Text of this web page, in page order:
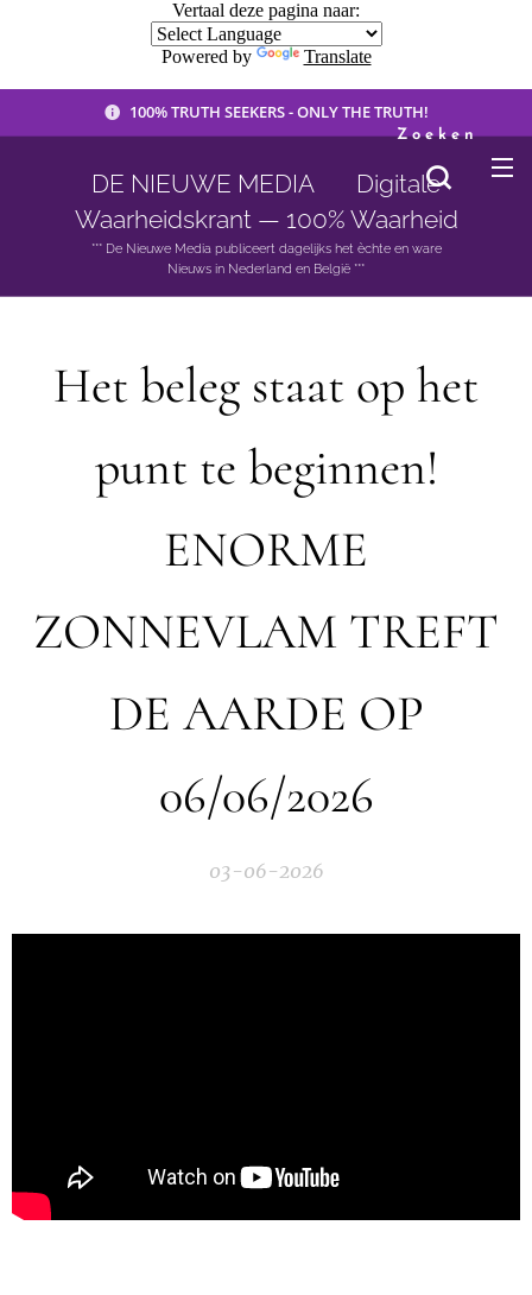
Vertaal deze pagina naar:
Powered by Translate
100% TRUTH SEEKERS - ONLY THE TRUTH!
DE NIEUWE MEDIA 🟣 Digitale
Waarheidskrant — 100% Waarheid
*** De Nieuwe Media publiceert dagelijks het èchte en ware
Nieuws in Nederland en België ***
Zoeken
Het beleg staat op het
punt te beginnen!
ENORME
ZONNEVLAM TREFT
DE AARDE OP
06/06/2026
03-06-2026